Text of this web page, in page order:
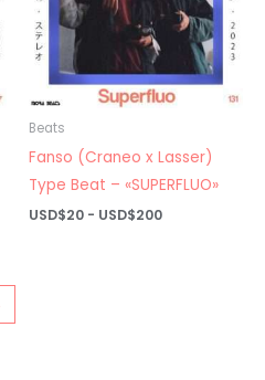
Beats
Fanso (Craneo x Lasser)
Type Beat – «SUPERFLUO»
USD$20 - USD$200Rango